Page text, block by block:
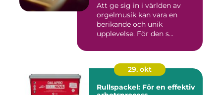
Att ge sig in i världen av
orgelmusik kan vara en
berikande och unik
upplevelse. För den s...
29. okt
Rullspackel: För en effektiv